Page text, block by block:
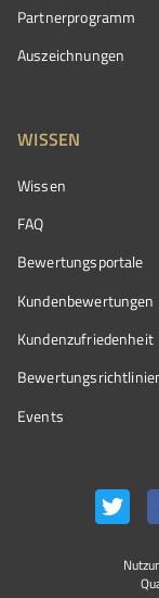
Partnerprogramm
Auszeichnungen
WISSEN
Wissen
FAQ
Bewertungsportale
Kundenbewertungen
Kundenzufriedenheit
Events